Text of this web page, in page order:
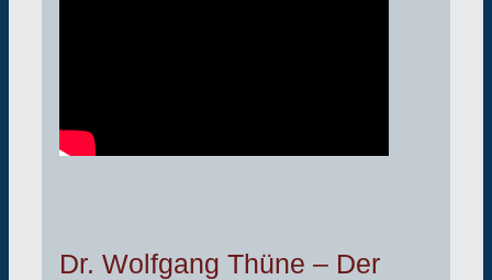
Dr. Wolfgang Thüne – Der